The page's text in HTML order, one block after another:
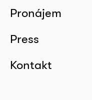
Pronájem
Press
Kontakt